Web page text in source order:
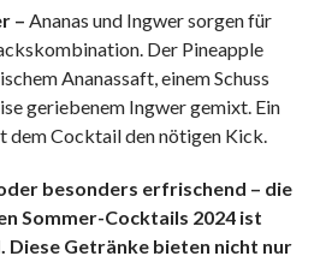
– Ananas und Ingwer sorgen für
Der Pineapple
Ananassaft, einem Schuss
geriebenem Ingwer gemixt. Ein
dem Cocktail den nötigen Kick.
besonders erfrischend – die
Sommer-Cocktails 2024 ist
Diese Getränke bieten nicht nur